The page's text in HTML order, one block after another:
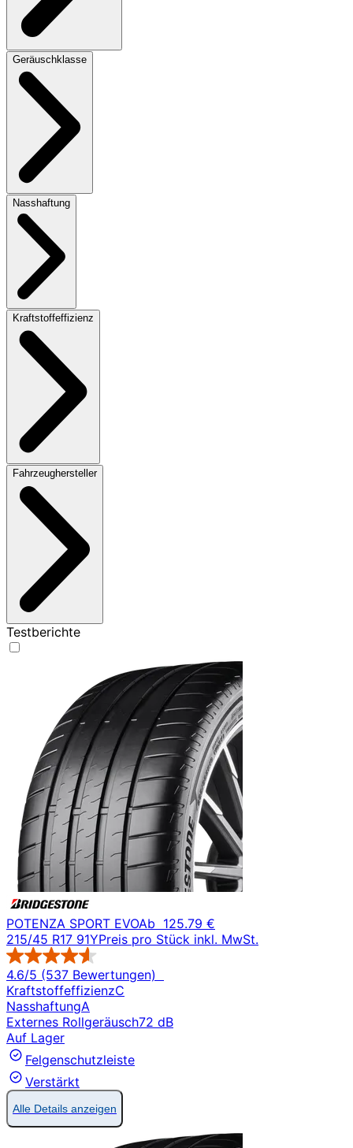
Geräuschklasse
Nasshaftung
Kraftstoffeffizienz
Fahrzeughersteller
Testberichte
POTENZA SPORT EVOAb 125.79 €
215/45 R17 91YPreis pro Stück inkl. MwSt.
4.6/5 (537 Bewertungen)
KraftstoffeffizienzC
NasshaftungA
Externes Rollgeräusch72 dB
Auf Lager
Felgenschutzleiste
Verstärkt
Alle Details anzeigen